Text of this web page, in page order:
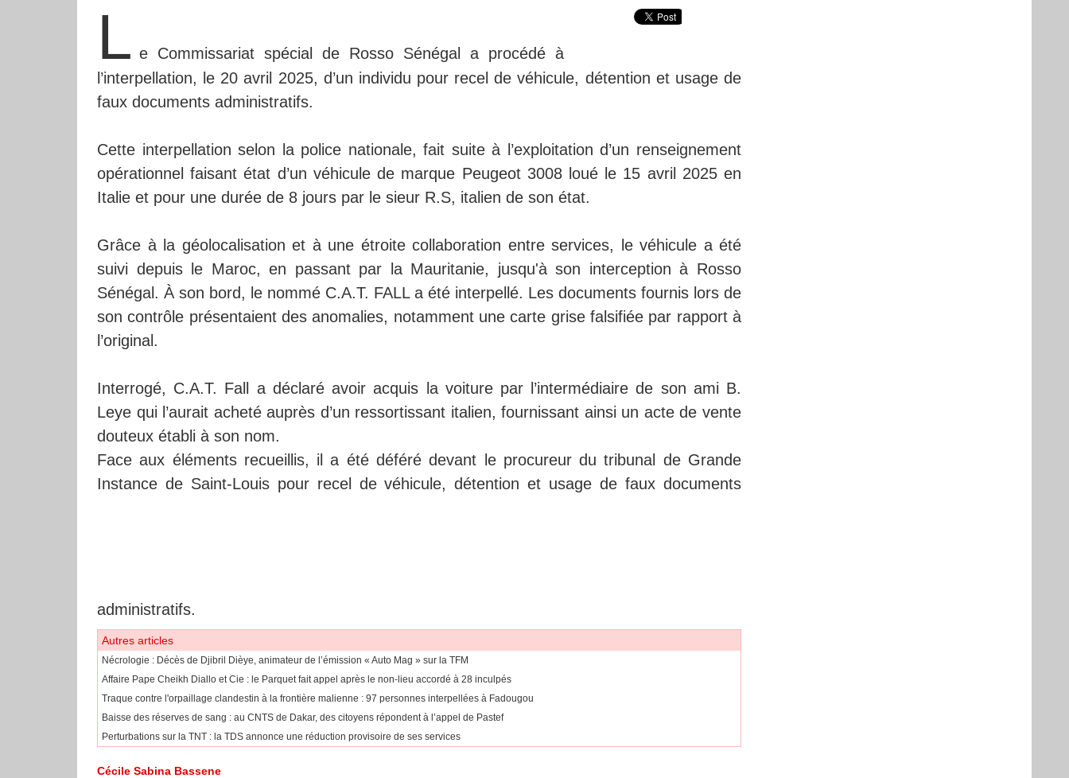
L e Commissariat spécial de Rosso Sénégal a procédé à
l’interpellation, le 20 avril 2025, d’un individu pour recel de véhicule, détention et usage de
faux documents administratifs.
Cette interpellation selon la police nationale, fait suite à l’exploitation d’un renseignement
opérationnel faisant état d’un véhicule de marque Peugeot 3008 loué le 15 avril 2025 en
Italie et pour une durée de 8 jours par le sieur R.S, italien de son état.
Grâce à la géolocalisation et à une étroite collaboration entre services, le véhicule a été
suivi depuis le Maroc, en passant par la Mauritanie, jusqu'à son interception à Rosso
Sénégal. À son bord, le nommé C.A.T. FALL a été interpellé. Les documents fournis lors de
son contrôle présentaient des anomalies, notamment une carte grise falsifiée par rapport à
l’original.
Interrogé, C.A.T. Fall a déclaré avoir acquis la voiture par l’intermédiaire de son ami B.
Leye qui l’aurait acheté auprès d’un ressortissant italien, fournissant ainsi un acte de vente
douteux établi à son nom.
Face aux éléments recueillis, il a été déféré devant le procureur du tribunal de Grande
Instance de Saint-Louis pour recel de véhicule, détention et usage de faux documents
administratifs.
Autres articles
Nécrologie : Décès de Djibril Dièye, animateur de l’émission « Auto Mag » sur la TFM
Affaire Pape Cheikh Diallo et Cie : le Parquet fait appel après le non-lieu accordé à 28 inculpés
Traque contre l'orpaillage clandestin à la frontière malienne : 97 personnes interpellées à Fadougou
Baisse des réserves de sang : au CNTS de Dakar, des citoyens répondent à l’appel de Pastef
Perturbations sur la TNT : la TDS annonce une réduction provisoire de ses services
Cécile Sabina Bassene